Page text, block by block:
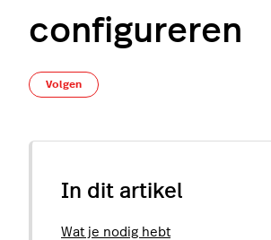
configureren
Volgen
In dit artikel
Wat je nodig hebt